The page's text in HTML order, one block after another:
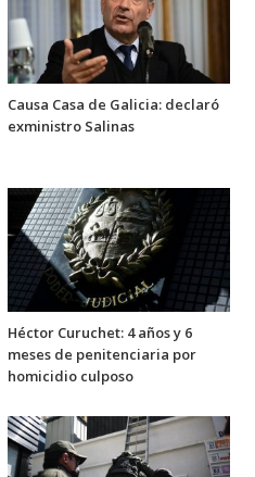
Causa Casa de Galicia: declaró
exministro Salinas
Héctor Curuchet: 4 años y 6
meses de penitenciaria por
homicidio culposo